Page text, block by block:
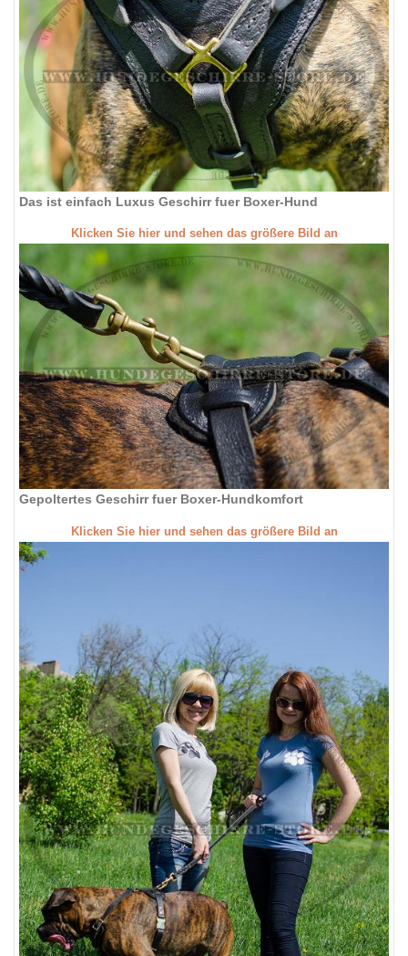
Das ist einfach Luxus Geschirr fuer Boxer-Hund
Klicken Sie hier und sehen das größere Bild an
Gepoltertes Geschirr fuer Boxer-Hundkomfort
Klicken Sie hier und sehen das größere Bild an